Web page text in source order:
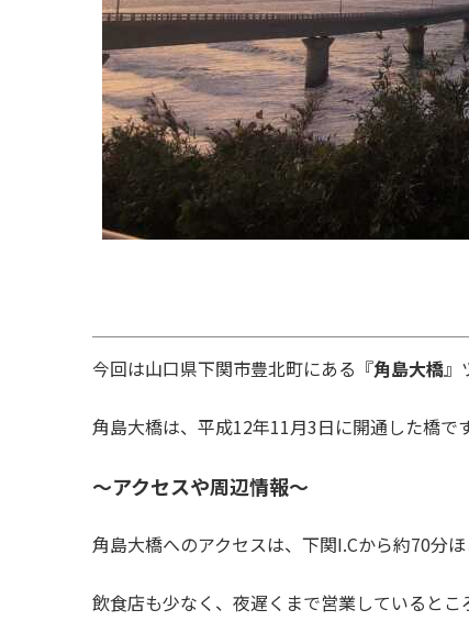
今回は山口県下関市豊北町にある『角島大橋』
角島大橋は、平成12年11月3日に開通した橋で
～アクセスや周辺情報～
角島大橋へのアクセスは、下関I.Cから約70分ほ
飲食店も少なく、夜遅くまで営業しているとこ